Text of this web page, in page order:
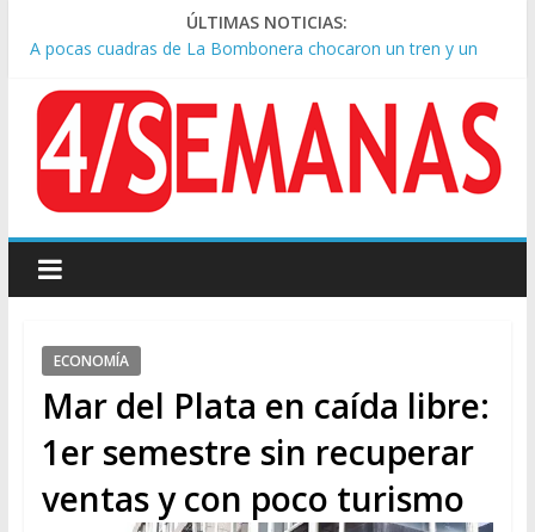
ÚLTIMAS NOTICIAS:
A pocas cuadras de La Bombonera chocaron un tren y un
Día de San Cayetano: masiva marcha a Plaza de Mayo de
sindicatos y organizaciones sociales
Pesar por la muerte de Leandro Rud, histórico representante
y conductor de TV
Tras la aprobación de la ley de propiedad privada, Bullrich
Causa AFA: el juez Amarante calificó de “ficción judicial” el
traslado del expediente a Campana
ECONOMÍA
Mar del Plata en caída libre:
1er semestre sin recuperar
ventas y con poco turismo